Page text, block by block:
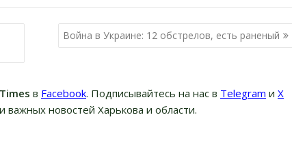
Война в Украине: 12 обстрелов, есть раненый
в Facebook. Подписывайтесь на нас в Telegram и Х
новостей Харькова и области.